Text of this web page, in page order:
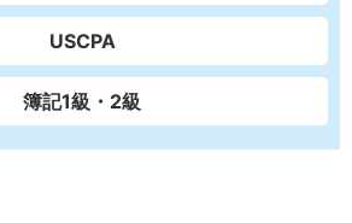
USCPA
簿記1級・2級